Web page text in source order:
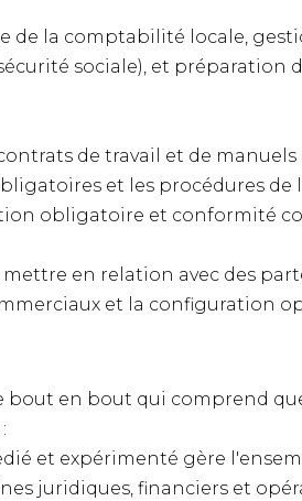
de la comptabilité locale,
sociale), et préparation
de travail et de
et les procédures de
obligatoire et conformité
mettre en relation avec des
et la configuration
bout en bout qui comprend
et expérimenté gère
juridiques, financiers et